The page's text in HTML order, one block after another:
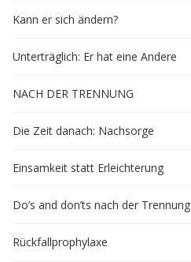
Kann er sich ändern?
Unterträglich: Er hat eine Andere
NACH DER TRENNUNG
Die Zeit danach: Nachsorge
Einsamkeit statt Erleichterung
Do’s and don’ts nach der Trennung
Rückfallprophylaxe